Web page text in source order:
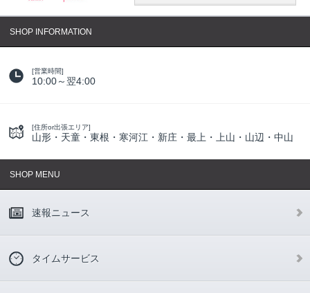
SHOP INFORMATION
[営業時間]
10:00～翌4:00
[住所or出張エリア]
山形・天童・東根・寒河江・新庄・最上・上山・山辺・中山
SHOP MENU
速報ニュース
タイムサービス